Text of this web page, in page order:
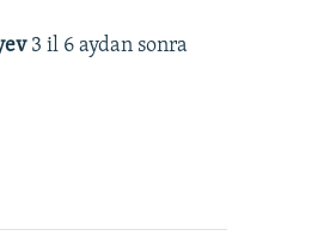
3 il 6 aydan sonra